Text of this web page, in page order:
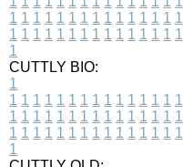
1 1 1 1 1 1 1 1 1 1 1 1 1 1 1
1 1 1 1 1 1 1 1 1 1 1 1 1 1 1
1
CUTTLY BIO:
1
1 1 1 1 1 1 1 1 1 1 1 1 1 1 1
1 1 1 1 1 1 1 1 1 1 1 1 1 1 1
1 1 1 1 1 1 1 1 1 1 1 1 1 1 1
1